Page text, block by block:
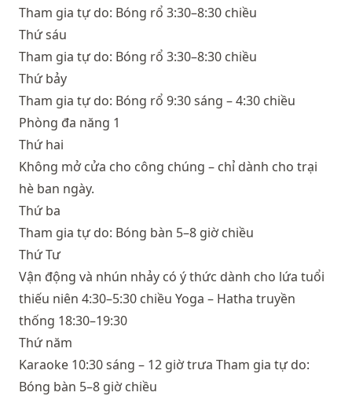
Tham gia tự do: Bóng rổ 3:30–8:30 chiều
Thứ sáu
Tham gia tự do: Bóng rổ 3:30–8:30 chiều
Thứ bảy
Tham gia tự do: Bóng rổ 9:30 sáng – 4:30 chiều
Phòng đa năng 1
Thứ hai
Không mở cửa cho công chúng – chỉ dành cho trại
hè ban ngày.
Thứ ba
Tham gia tự do: Bóng bàn 5–8 giờ chiều
Thứ Tư
Vận động và nhún nhảy có ý thức dành cho lứa tuổi
thiếu niên 4:30–5:30 chiều Yoga – Hatha truyền
thống 18:30–19:30
Thứ năm
Karaoke 10:30 sáng – 12 giờ trưa Tham gia tự do:
Bóng bàn 5–8 giờ chiều